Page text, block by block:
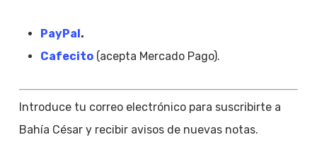
PayPal.
Cafecito(acepta Mercado Pago).
Introduce tu correo electrónico para suscribirte a
Bahía César y recibir avisos de nuevas notas.